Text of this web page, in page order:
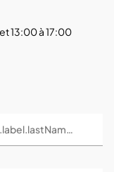
13:00 à 17:00
form.label.lastName *